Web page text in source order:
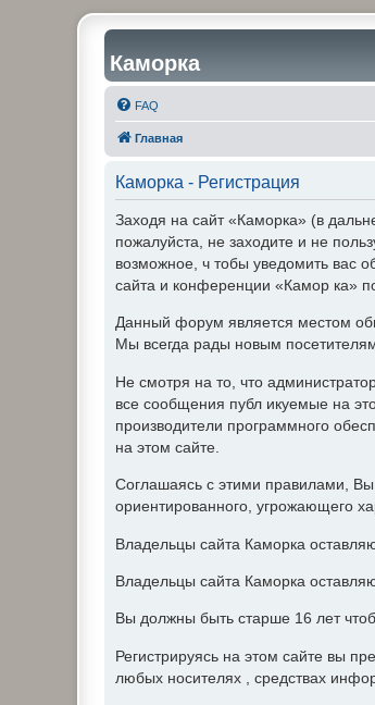
Каморка
FAQ
Главная
Каморка - Регистрация
Заходя на сайт «Каморка» (в
пожалуйста, не заходите и не
возможное, ч тобы уведомить вас
сайта и конференции «Камор ка»
Данный форум является местом
Мы всегда рады новым
Не смотря на то, что
все сообщения публ икуемые на
производители программного
на этом сайте.
Соглашаясь с этими правилами, Вы
ориентированного, угрожающего
Владельцы сайта Каморка
Владельцы сайта Каморка
Вы должны быть старше 16 лет
Регистрируясь на этом сайте вы
любых носителях , средствах